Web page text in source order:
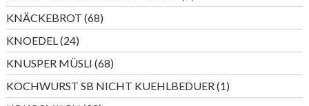
Produkte
KNÄCKEBROT 6868
Produkte
KNOEDEL 2424
Produkte
KNUSPER MÜSLI 6868
Produkte
KOCHWURST SB NICHT KUEHLBEDUER 11
Produkt